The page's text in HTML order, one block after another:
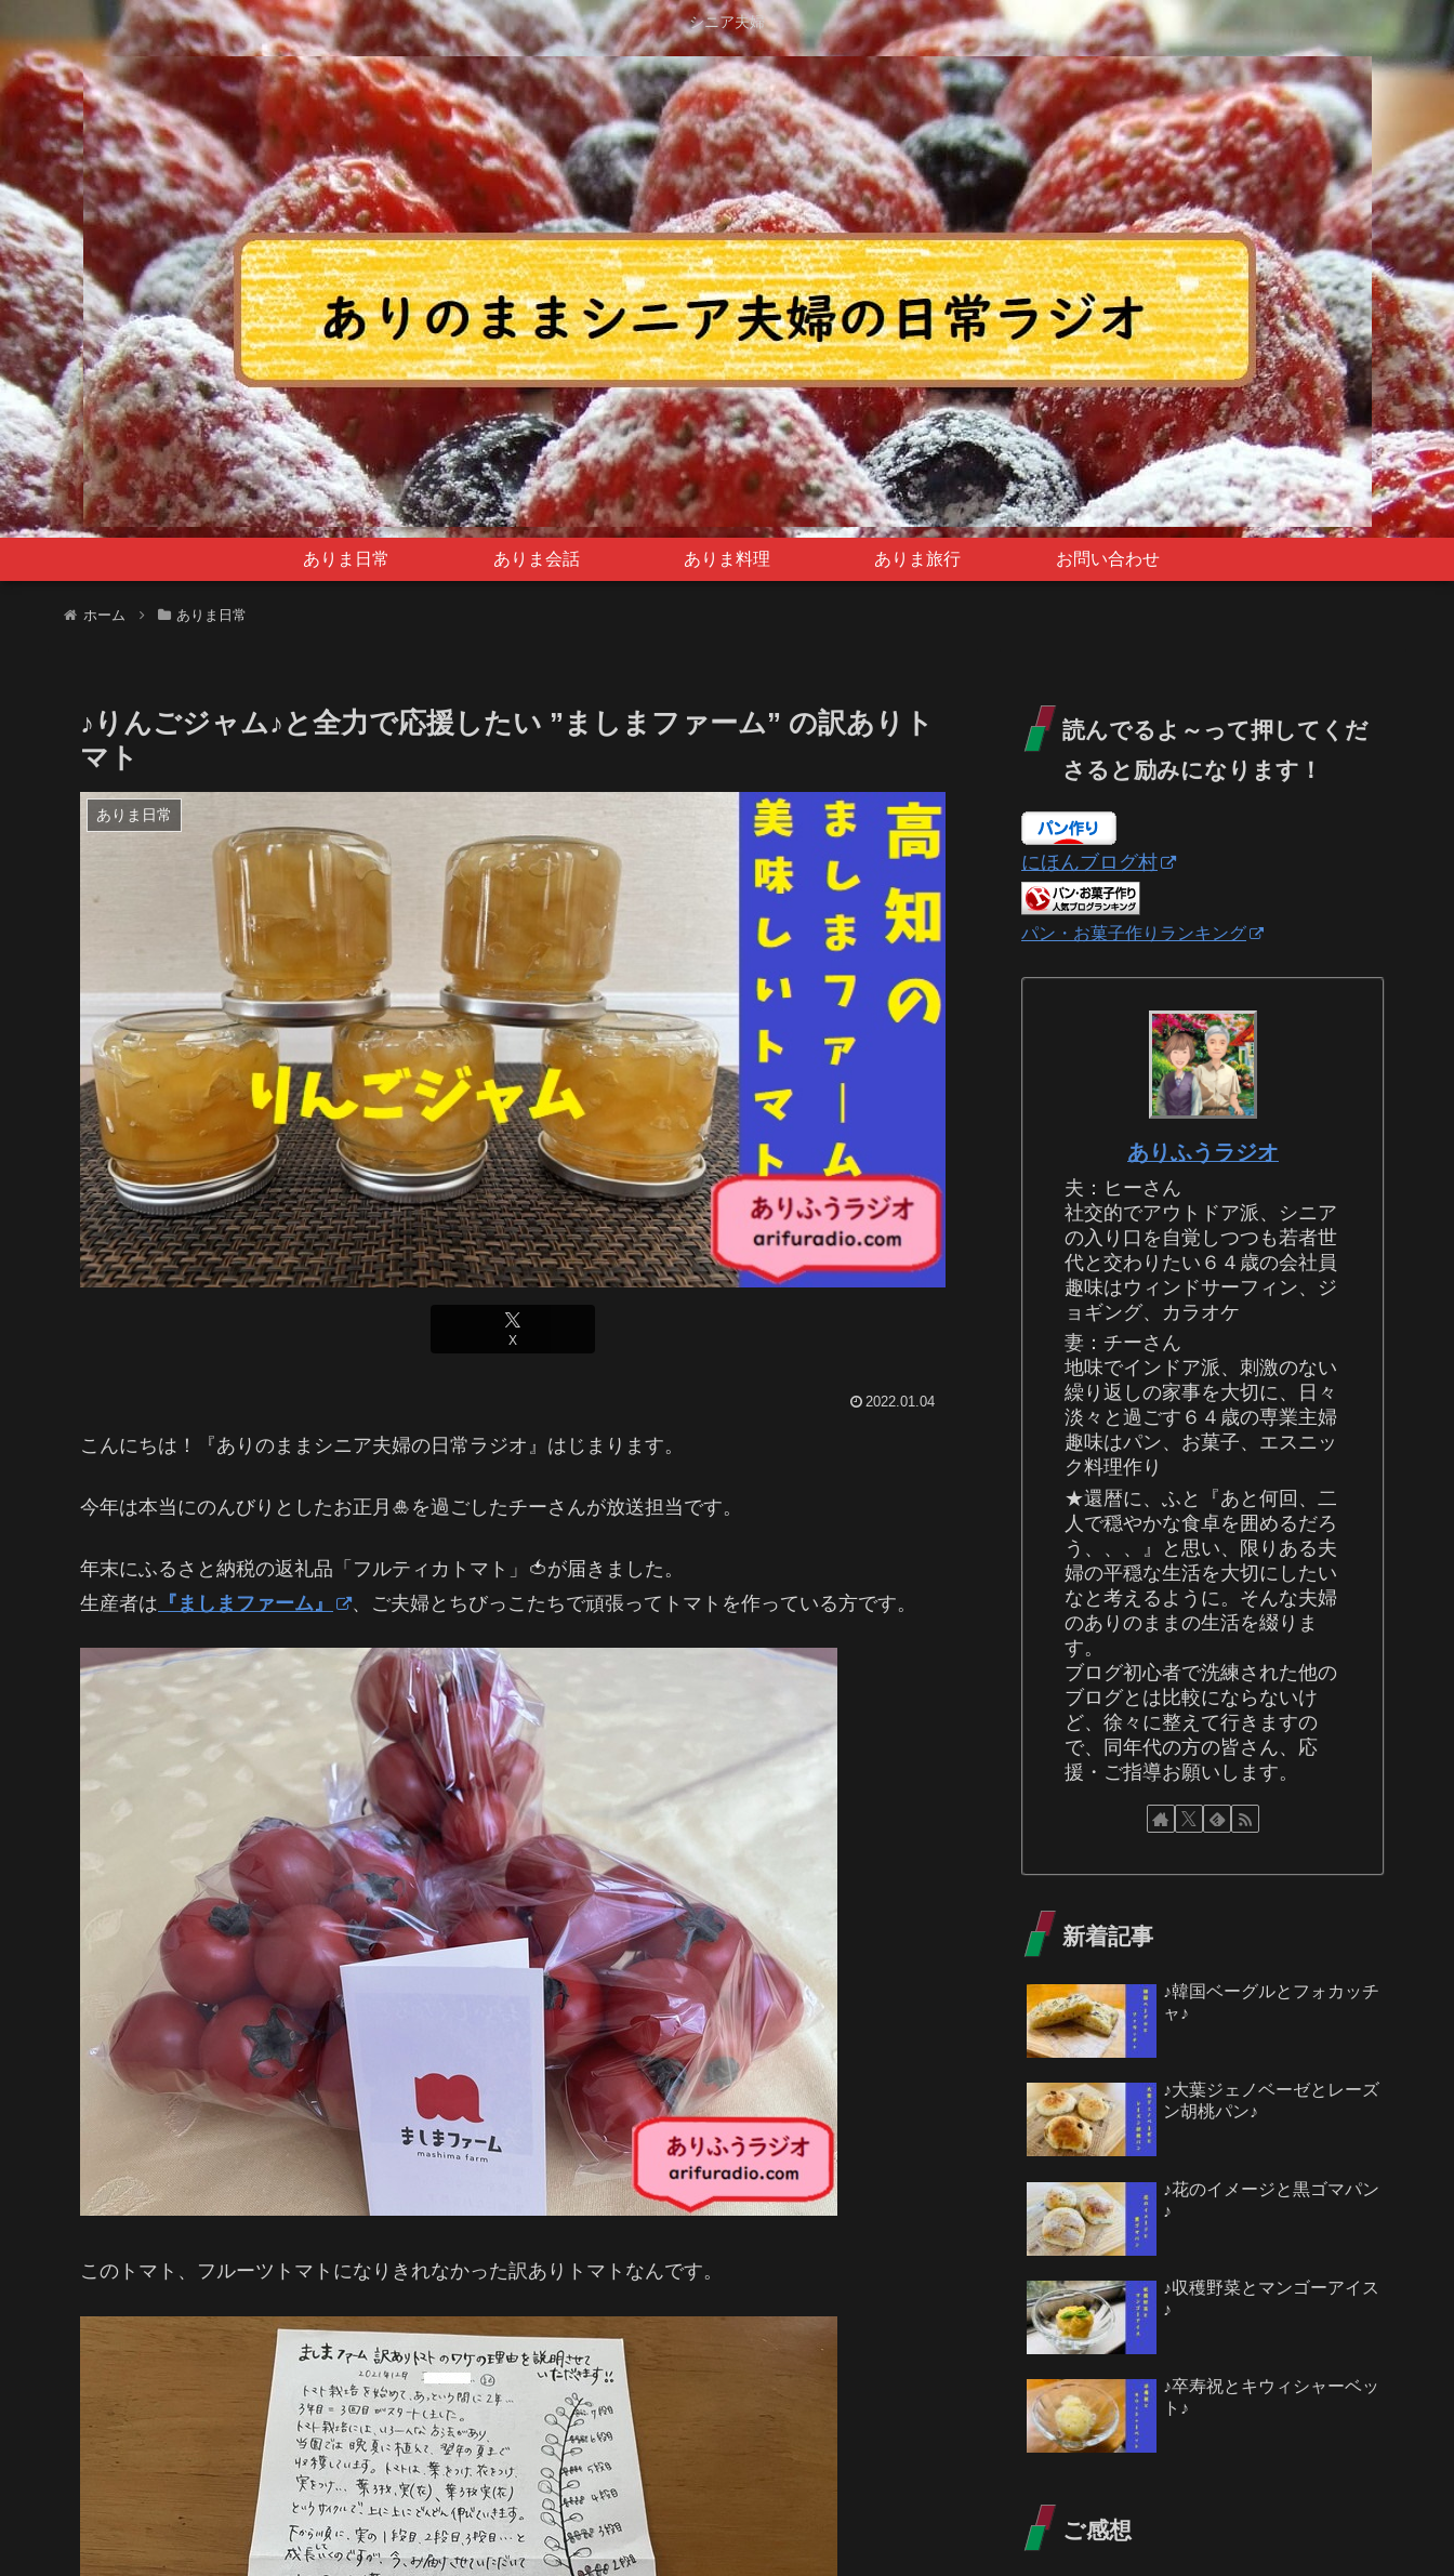
シニア夫婦
ありま日常 ありま会話 ありま料理 ありま旅行 お問い合わせ
ホーム ありま日常
♪りんごジャム♪と全力で応援したい ”ましまファーム” の訳ありト
マト
ありま日常
X
2022.01.04
こんにちは！『ありのままシニア夫婦の日常ラジオ』はじまります。
今年は本当にのんびりとしたお正月🎍を過ごしたチーさんが放送担当です。
年末にふるさと納税の返礼品「フルティカトマト」🍅が届きました。
生産者は 『ましまファーム』 、ご夫婦とちびっこたちで頑張ってトマトを作っている方です。
このトマト、フルーツトマトになりきれなかった訳ありトマトなんです。
読んでるよ～って押してくだ
さると励みになります！
にほんブログ村
パン・お菓子作りランキング
ありふうラジオ
夫：ヒーさん
社交的でアウトドア派、シニア
の入り口を自覚しつつも若者世
代と交わりたい６４歳の会社員
趣味はウィンドサーフィン、ジ
ョギング、カラオケ
妻：チーさん
地味でインドア派、刺激のない
繰り返しの家事を大切に、日々
淡々と過ごす６４歳の専業主婦
趣味はパン、お菓子、エスニッ
ク料理作り
★還暦に、ふと『あと何回、二
人で穏やかな食卓を囲めるだろ
う、、、』と思い、限りある夫
婦の平穏な生活を大切にしたい
なと考えるように。そんな夫婦
のありのままの生活を綴りま
す。
ブログ初心者で洗練された他の
ブログとは比較にならないけ
ど、徐々に整えて行きますの
で、同年代の方の皆さん、応
援・ご指導お願いします。
新着記事
♪韓国ベーグルとフォカッチ
ャ♪
♪大葉ジェノベーゼとレーズ
ン胡桃パン♪
♪花のイメージと黒ゴマパン
♪
♪収穫野菜とマンゴーアイス
♪
♪卒寿祝とキウィシャーベッ
ト♪
ご感想